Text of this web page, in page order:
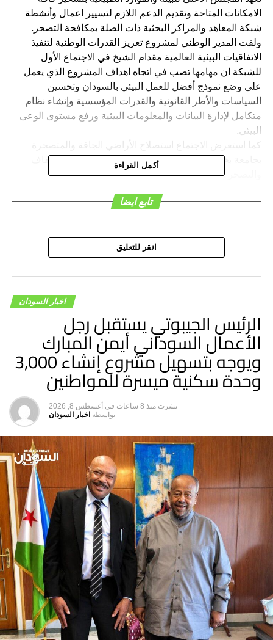
الامكانات المتاحة وتقديم الدعم اللازم لتسيير اعمال وأنشطة
شبكة المعاهد والمراكز البحثية ذات الصلة بمكافحة التصحر.
ولفت المدير الوطني لمشروع تعزيز القدرات الوطنية لتنفيذ
الاتفاقيات البيئية العالمية مقدام الشيخ في الاجتماع الأول
للشبكة ان مهامها تصب في اتجاه اهداف المشروع الذي يعمل
على وضع نموذج أفضل للعمل البيئي بالسودان وتحسين
السياسات والأطر القانونية والقدرات المؤسسية وإنشاء نظام
متكامل لإدارة البيانات والمعلومات البيئية ورفع مستوى الوعى
البيئي.
بجامعة بخت الرضا ومنهجية تجميع البحوث الخاصة بالجفاف
والتصحر .
هاشتاق ذات صله :
التالي
حسناوات الإعلام السوداني – بقلم: محمدعثمان الرضي
القبض على شبكة بتهمة سرقة السيارات
أكمل القراءة
تابع ايضا
انقر للتعليق
اخبار السودان
الرئيس الجيبوتي يستقبل رجل
الأعمال السوداني أيمن المبارك
ويوجه بتسهيل مشروع إنشاء 3,000
وحدة سكنية ميسرة للمواطنين
نشرت منذ 8 ساعات في أغسطس 8, 2026
بواسطه اخبار السودان